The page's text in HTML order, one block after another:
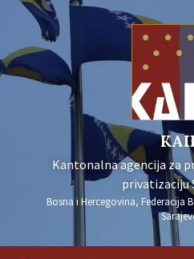
Kantonalna agencija za
privatizaciju
Bosna i Hercegovina, Federacija